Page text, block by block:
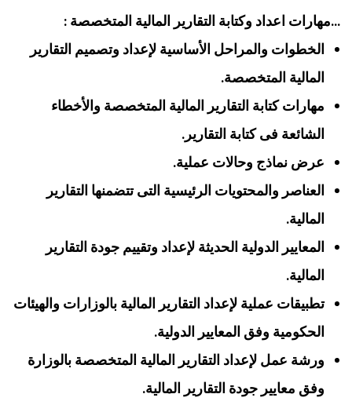
…مهارات اعداد وكتابة التقارير المالية المتخصصة :
الخطوات والمراحل الأساسية لإعداد وتصميم التقارير
المالية المتخصصة.
مهارات كتابة التقارير المالية المتخصصة والأخطاء
الشائعة فى كتابة التقارير.
عرض نماذج وحالات عملية.
العناصر والمحتويات الرئيسية التى تتضمنها التقارير
المالية.
المعايير الدولية الحديثة لإعداد وتقييم جودة التقارير
المالية.
تطبيقات عملية لإعداد التقارير المالية بالوزارات والهيئات
الحكومية وفق المعايير الدولية.
ورشة عمل لإعداد التقارير المالية المتخصصة بالوزارة
وفق معايير جودة التقارير المالية.